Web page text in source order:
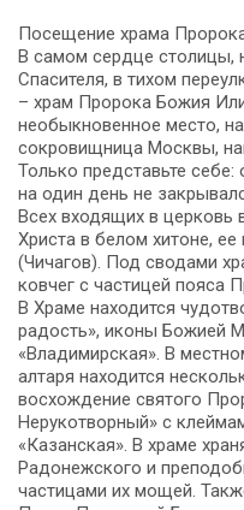
Посещение храма
В самом сердце столицы,
Спасителя, в тихом
– храм Пророка Божия
необыкновенное место,
сокровищница Москвы,
Только представьте
на один день не
Всех входящих в церковь
Христа в белом хитоне,
(Чичагов). Под сводами
ковчег с частицей пояса
В Храме находится
радость», иконы Божией
«Владимирская». В
алтаря находится
восхождение святого
Нерукотворный» с
«Казанская». В храме
Радонежского и
частицами их мощей.